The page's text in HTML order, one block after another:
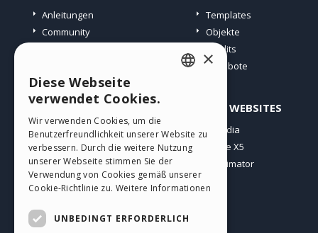
Anleitungen
Community
Templates
Objekte
Credits
Angebote
PROFIL
Meine Beiträge
Meine Lizenz
Download
Webhosting
ANDERE WEBSITES
Incomedia
WebSite X5
WebAnimator
GERMAN
SPANISH
PORTUGUESE
×
Diese Webseite
verwendet Cookies.
Wir verwenden Cookies, um die
Benutzerfreundlichkeit unserer Website zu
verbessern. Durch die weitere Nutzung
unserer Webseite stimmen Sie der
Verwendung von Cookies gemäß unserer
Cookie-Richtlinie zu. Weitere Informationen
UNBEDINGT ERFORDERLICH